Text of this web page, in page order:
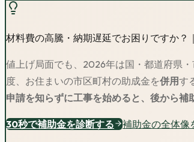
材料費の高騰・納期遅延でお困りですか？｜
値上げ局面でも、2026年は国・都道府県
度、お住まいの市区町村の助成金を併用す
申請を知らずに工事を始めると、後から補
30秒で補助金を診断する 補助金の全体像